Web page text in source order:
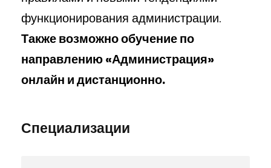
функционирования администрации.
Также возможно обучение по
направлению «Администрация»
онлайн и дистанционно.
Специализации